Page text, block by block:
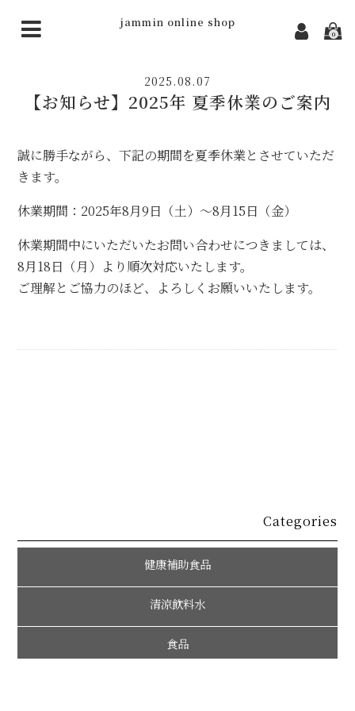
jammin online shop
0
会社概要
ニュース
お問い合わせ
2025.08.07
【お知らせ】2025年 夏季休業のご案内
誠に勝手ながら、下記の期間を夏季休業とさせていただ
きます。
休業期間：2025年8月9日（土）～8月15日（金）
休業期間中にいただいたお問い合わせにつきましては、
8月18日（月）より順次対応いたします。
ご理解とご協力のほど、よろしくお願いいたします。
Categories
健康補助食品
清涼飲料水
食品